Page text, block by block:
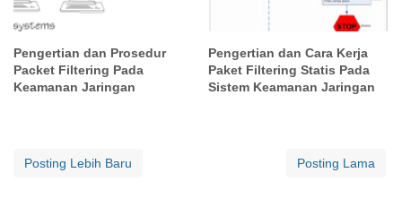
Pengertian dan Prosedur
Packet Filtering Pada
Keamanan Jaringan
Pengertian dan Cara Kerja
Paket Filtering Statis Pada
Sistem Keamanan Jaringan
Posting Lebih Baru Posting Lama